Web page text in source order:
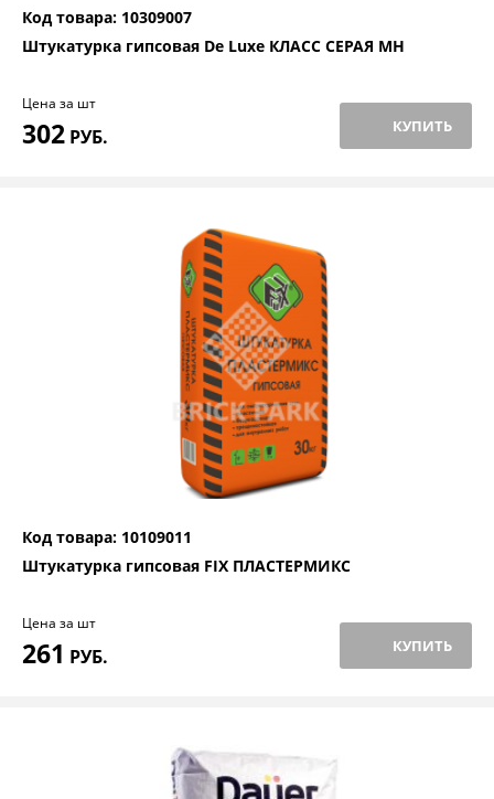
Код товара: 10309007
Штукатурка гипсовая De Luxe КЛАСС СЕРАЯ МН
Цена за шт
302 РУБ. КУПИТЬ
Код товара: 10109011
Штукатурка гипсовая FIX ПЛАСТЕРМИКС
Цена за шт
261 РУБ. КУПИТЬ